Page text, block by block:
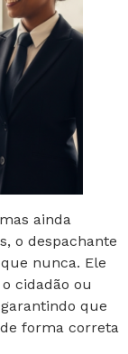
ainda
o despachante
nunca. Ele
cidadão ou
que
forma correta